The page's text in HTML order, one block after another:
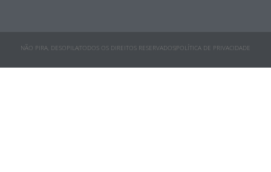
NÃO PIRA, DESOPILATODOS OS DIREITOS RESERVADOSPOLÍTICA DE PRIVACIDADE